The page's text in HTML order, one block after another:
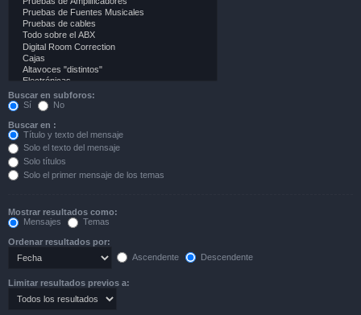
Buscar en subforos:
Sí
No
Buscar en :
Título y texto del mensaje
Solo el texto del mensaje
Solo títulos
Solo el primer mensaje de los temas
Mostrar resultados como:
Mensajes
Temas
Ordenar resultados por:
Ascendente
Descendente
Limitar resultados previos a: